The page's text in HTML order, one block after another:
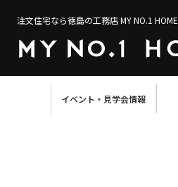
注文住宅なら徳島の工務店 MY NO.1 HOME
イベント・見学会情報